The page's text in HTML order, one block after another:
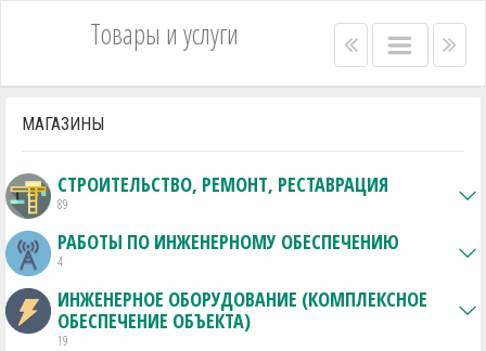
Товары и услуги Left
bar
Main
menu
Right
menu
bar
МАГАЗИНЫ
СТРОИТЕЛЬСТВО, РЕМОНТ, РЕСТАВРАЦИЯ
89
РАБОТЫ ПО ИНЖЕНЕРНОМУ ОБЕСПЕЧЕНИЮ
4
ИНЖЕНЕРНОЕ ОБОРУДОВАНИЕ (КОМПЛЕКСНОЕ
ОБЕСПЕЧЕНИЕ ОБЪЕКТА)
19